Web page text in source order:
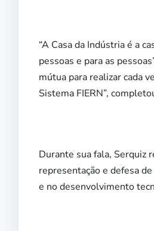
“A Casa da Indústria é a
pessoas e para as
mútua para realizar cada
Sistema FIERN”,
Durante sua fala, Serquiz
representação e defesa
e no desenvolvimento